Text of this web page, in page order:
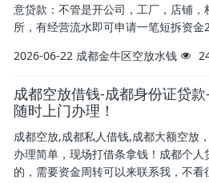
意贷款：不管是开公司，工厂，店铺
所，有经营流水即可申请一笔短拆资金
2026-06-22 成都金牛区空放水钱
成都空放借钱-成都身份证贷
随时上门办理！
成都空放,成都私人借钱,成都大额空放
办理简单，现场打借条拿钱！成都个
的，需要资金周转可以来联系我，不